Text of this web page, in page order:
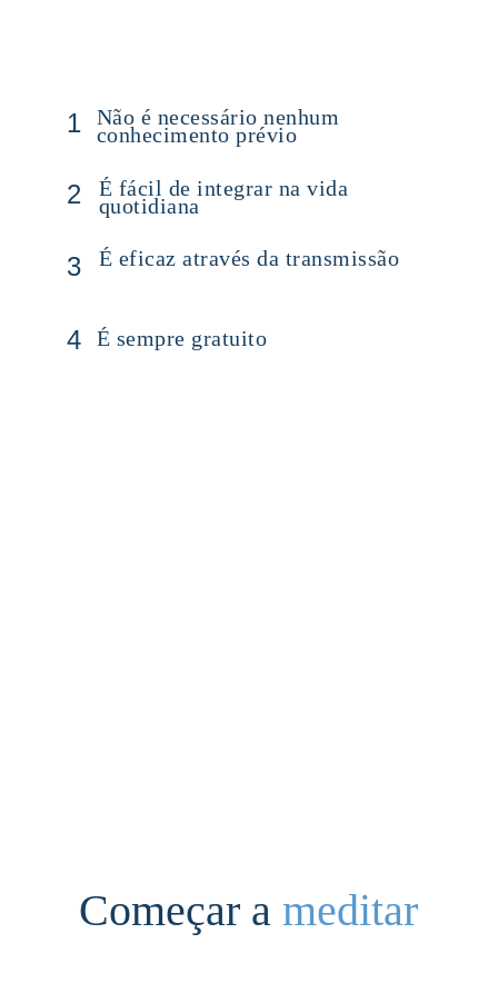
1 Não é necessário nenhum
conhecimento prévio
2 É fácil de integrar na vida
quotidiana
3 É eficaz através da transmissão
4 É sempre gratuito
Começar a meditar